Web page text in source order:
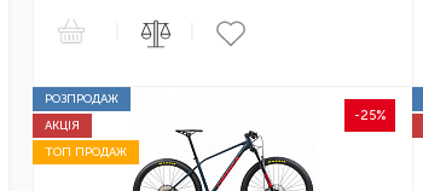
РОЗПРОДАЖ
-25%
АКЦІЯ
ТОП ПРОДАЖ